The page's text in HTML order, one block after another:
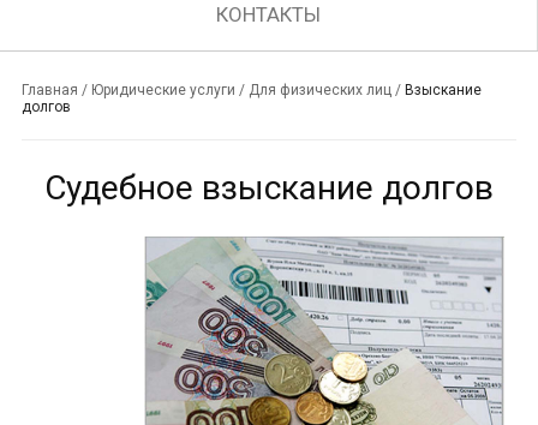
КОНТАКТЫ
Главная / Юридические услуги / Для физических лиц / Взыскание
долгов
Судебное взыскание долгов